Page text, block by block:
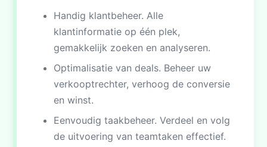
Handig klantbeheer. Alle
klantinformatie op één plek,
gemakkelijk zoeken en analyseren.
Optimalisatie van deals. Beheer uw
verkooptrechter, verhoog de conversie
en winst.
Eenvoudig taakbeheer. Verdeel en volg
de uitvoering van teamtaken effectief.